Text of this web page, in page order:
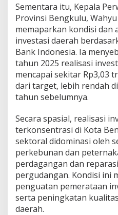
Sementara itu, Kepala
Provinsi Bengkulu,
memaparkan kondisi dan
investasi daerah
Bank Indonesia. Ia
tahun 2025 realisasi
mencapai sekitar Rp3,03
dari target, lebih rendah
tahun sebelumnya.
Secara spasial, realisasi
terkonsentrasi di Kota
sektoral didominasi oleh
perkebunan dan
perdagangan dan
pergudangan. Kondisi ini
penguatan pemerataan
serta peningkatan
daerah.